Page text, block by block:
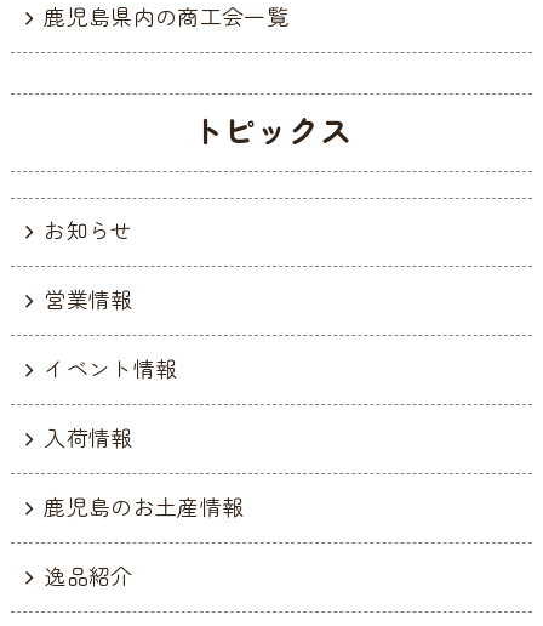
鹿児島県内の商工会一覧
トピックス
お知らせ
営業情報
イベント情報
入荷情報
鹿児島のお土産情報
逸品紹介